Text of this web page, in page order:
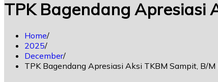
TPK Bagendang Apresiasi
Home
2025
December
TPK Bagendang Apresiasi Aksi TKBM Sampit, B/